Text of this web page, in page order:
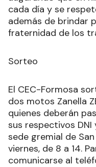
cada día y se
además de brindar
fraternidad de los
Sorteo
El CEC-Formosa
dos motos Zanella
quienes deberán
sus respectivos
sede gremial de
viernes, de 8 a 14.
comunicarse al